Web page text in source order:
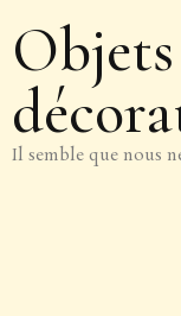
Il semble que nous